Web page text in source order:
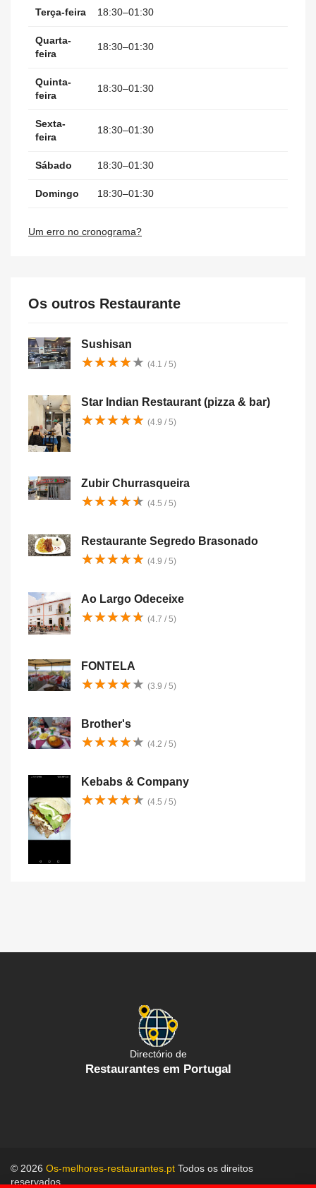
Terça-feira 18:30–01:30
Quarta-
feira
18:30–01:30
Quinta-
feira
18:30–01:30
Sexta-
feira
18:30–01:30
Sábado 18:30–01:30
Domingo 18:30–01:30
Um erro no cronograma?
Os outros Restaurante
Sushisan
★★★★★
★★★★★ (4.1 / 5)
Star Indian Restaurant (pizza & bar)
★★★★★
★★★★★ (4.9 / 5)
Zubir Churrasqueira
★★★★★
★★★★★ (4.5 / 5)
Restaurante Segredo Brasonado
★★★★★
★★★★★ (4.9 / 5)
Ao Largo Odeceixe
★★★★★
★★★★★ (4.7 / 5)
FONTELA
★★★★★
★★★★★ (3.9 / 5)
Brother's
★★★★★
★★★★★ (4.2 / 5)
Kebabs & Company
★★★★★
★★★★★ (4.5 / 5)
Directório de
Restaurantes em Portugal
© 2026 Os-melhores-restaurantes.pt Todos os direitos
reservados.